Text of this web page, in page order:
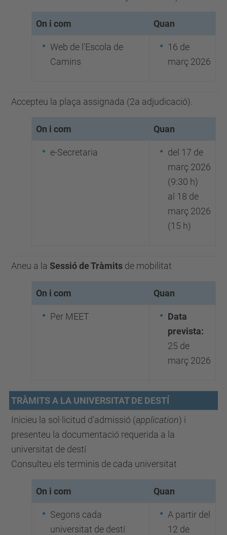
On i com Quan
Web de l'Escola de
Camins
16 de
març 2026
Accepteu la plaça assignada (2a adjudicació).
On i com Quan
e-Secretaria
del 17 de
març 2026
(9:30 h)
al 18 de
març 2026
(15 h)
Aneu a la Sessió de Tràmits de mobilitat
On i com Quan
Per MEET
Data
prevista:
25 de
març 2026
TRÀMITS A LA UNIVERSITAT DE DESTÍ
Inicieu la sol·licitud d'admissió (application) i
presenteu la documentació requerida a la
universitat de destí
Consulteu els terminis de cada universitat
On i com Quan
Segons cada
universitat de destí
A partir del
12 de